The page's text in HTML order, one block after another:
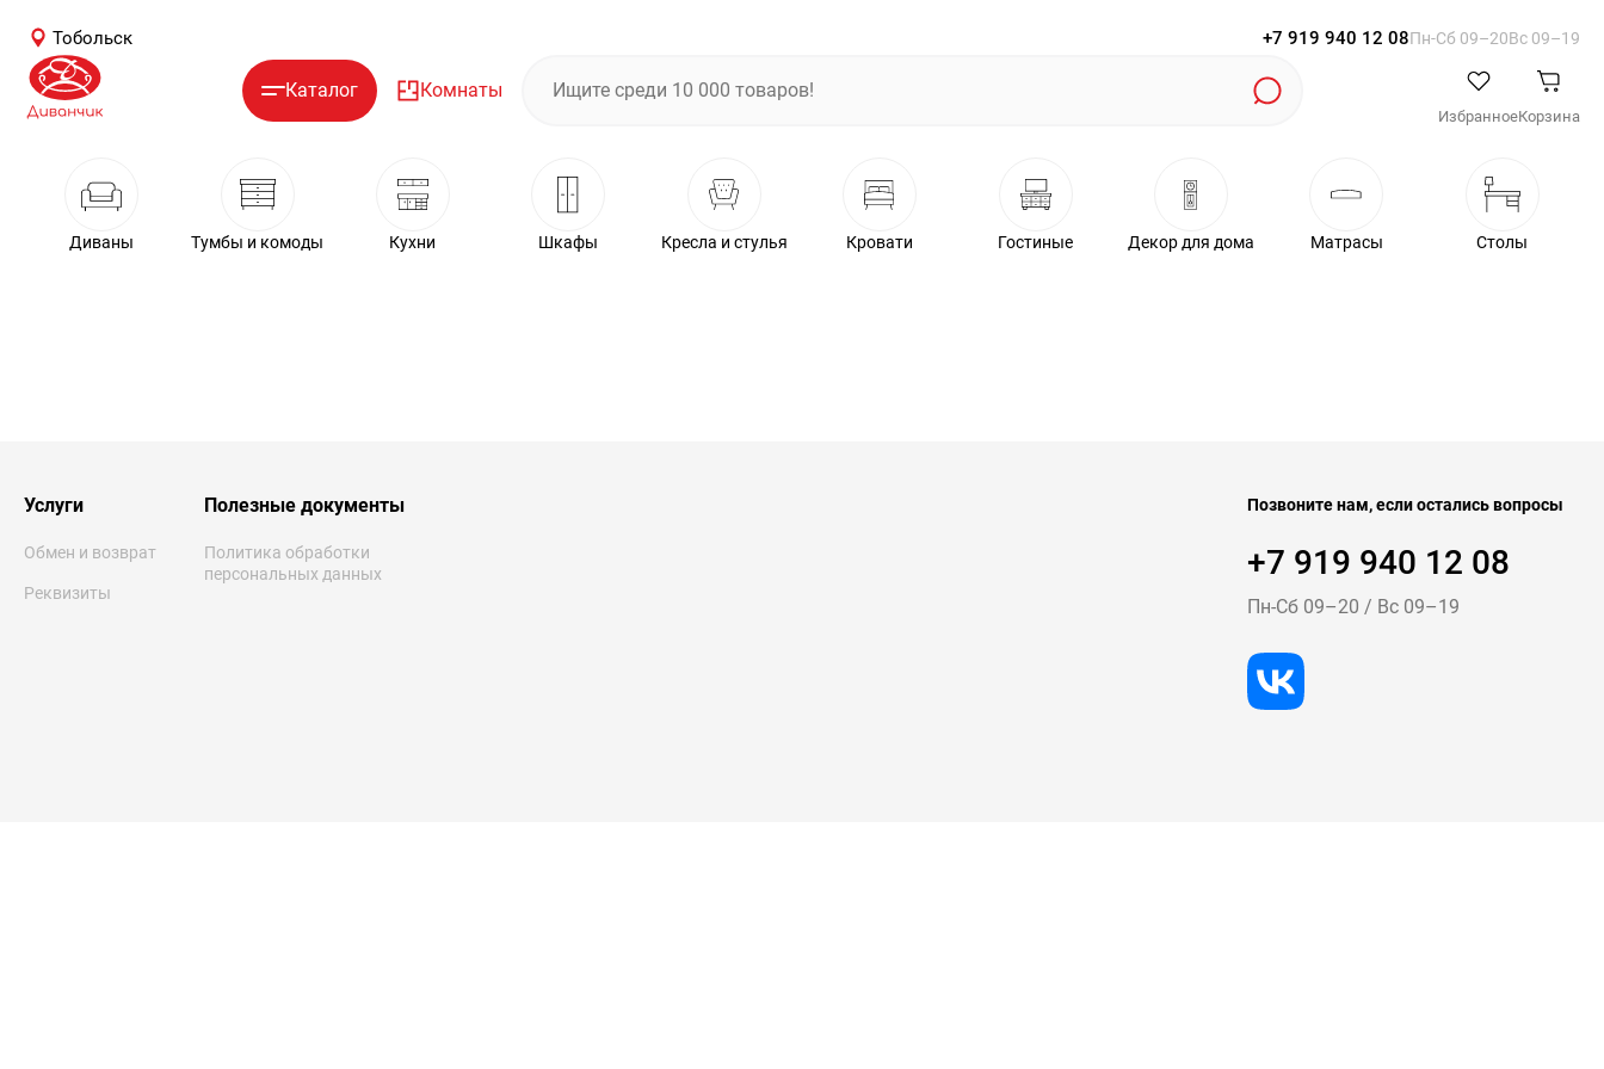
Тобольск +7 919 940 12 08Пн-Cб 09–20Вс 09–19
Каталог Комнаты
ИзбранноеКорзина
Диваны Тумбы и комоды Кухни Шкафы Кресла и стулья Кровати Гостиные Декор для дома Матрасы Столы
Услуги
Обмен и возврат
Реквизиты
Полезные документы
Политика обработки
персональных данных
Позвоните нам, если остались вопросы
+7 919 940 12 08
Пн-Cб 09–20 / Вс 09–19